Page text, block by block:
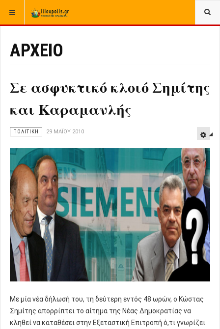
ΒΡΊΣΚΕΣΤΕ ΕΔΏ: ΑΡΧΙΚΉ
ΑΡΧΕΙΟ
Σε ασφυκτικό κλοιό Σημίτης
και Καραμανλής
ΠΟΛΙΤΙΚΗ 29 ΜΑΪ́ΟΥ 2010
Με μία νέα δήλωσή του, τη δεύτερη εντός 48 ωρών, ο Κώστας
Σημίτης απορρίπτει το αίτημα της Νέας Δημοκρατίας να
κληθεί να καταθέσει στην Εξεταστική Επιτροπή ό,τι γνωρίζει